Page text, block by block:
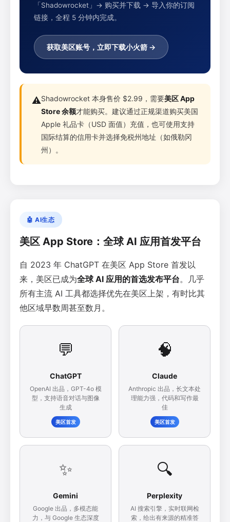
「Shadowrocket」→ 购买并下载 → 导入你的订阅
链接，全程 5 分钟内完成。
获取美区账号，立即下载小火箭 →
⚠️Shadowrocket 本身售价 $2.99，需要美区 App
Store 余额才能购买。建议通过正规渠道购买美国
Apple 礼品卡（USD 面值）充值，也可使用支持
国际结算的信用卡并选择免税州地址（如俄勒冈
州）。
🤖 AI生态
美区 App Store：全球 AI 应用首发平台
自 2023 年 ChatGPT 在美区 App Store 首发以
来，美区已成为全球 AI 应用的首选发布平台。几乎
所有主流 AI 工具都选择优先在美区上架，有时比其
他区域早数周甚至数月。
💬
ChatGPT
OpenAI 出品，GPT-4o 模
型，支持语音对话与图像
生成
美区首发
🧠
Claude
Anthropic 出品，长文本处
理能力强，代码和写作最
佳
美区首发
✨
Gemini
Google 出品，多模态能
力，与 Google 生态深度
🔍
Perplexity
AI 搜索引擎，实时联网检
索，给出有来源的精准答